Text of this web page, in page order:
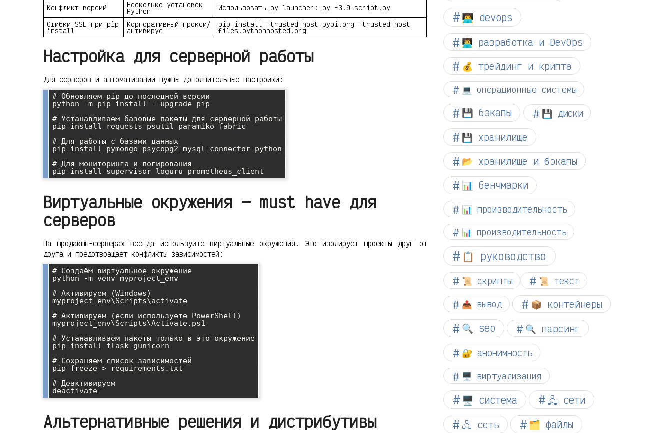
Конфликт версий Несколько установок
Python
Использовать py launcher: py -3.9 script.py
Ошибки SSL при pip
install
Корпоративный прокси/
антивирус
pip install –trusted-host pypi.org –trusted-host
files.pythonhosted.org
Настройка для серверной работы
Для серверов и автоматизации нужны дополнительные настройки:
# Обновляем pip до последней версии
python -m pip install --upgrade pip
# Устанавливаем базовые пакеты для серверной работы
pip install requests psutil paramiko fabric
# Для работы с базами данных
pip install pymongo psycopg2 mysql-connector-python
# Для мониторинга и логирования
Виртуальные окружения — must have для
серверов
На продакшн-серверах всегда используйте виртуальные окружения. Это изолирует проекты друг от
друга и предотвращает конфликты зависимостей:
# Создаём виртуальное окружение
python -m venv myproject_env
# Активируем (Windows)
myproject_env\Scripts\activate
# Активируем (если используете PowerShell)
myproject_env\Scripts\Activate.ps1
# Устанавливаем пакеты только в это окружение
pip install flask gunicorn
# Сохраняем список зависимостей
pip freeze > requirements.txt
# Деактивируем
Альтернативные решения и дистрибутивы
👨‍💻 devops
👨‍💻 разработка и DevOps
💰 трейдинг и крипта
💻 операционные системы
💾 бэкапы 💾 диски
💾 хранилище
📂 хранилище и бэкапы
📊 бенчмарки
📊 производительность
📊 производительность
📋 руководство
📜 скрипты 📜 текст
📤 вывод 📦 контейнеры
🔍 seo 🔍 парсинг
🔐 анонимность
🖥️ виртуализация
🖥️ система 🖧 сети
🖧 сеть 🗂️ файлы